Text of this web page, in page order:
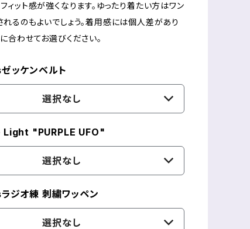
ィット感が強くなります。ゆったり着たい方はワン
るのもよいでしょう。着用感には個人差があり
合わせてお選びください。
ッケンベルト
選択なし
Light "PURPLE UFO"
選択なし
ジオ練 刺繍ワッペン
選択なし